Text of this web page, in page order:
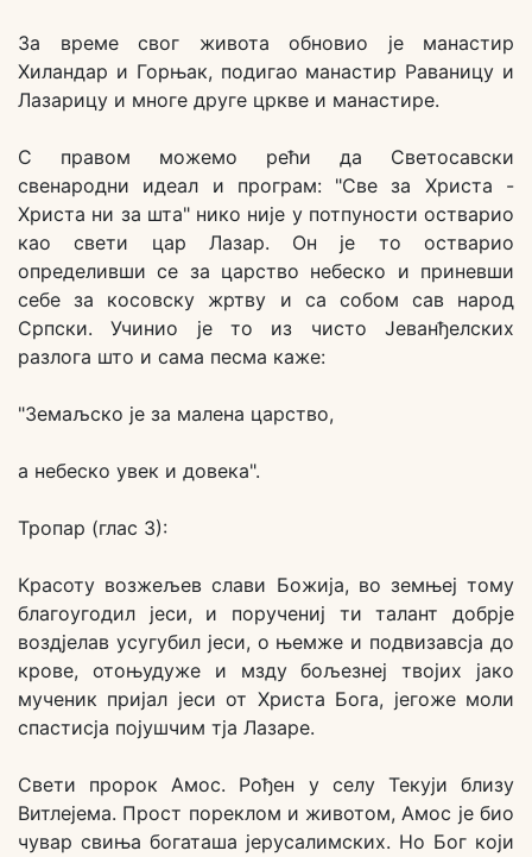
За време свог живота обновио је манастир
Хиландар и Горњак, подигао манастир Раваницу и
Лазарицу и многе друге цркве и манастире.
С правом можемо рећи да Светосавски
свенародни идеал и програм: "Све за Христа -
Христа ни за шта" нико није у потпуности остварио
као свети цар Лазар. Он је то остварио
определивши се за царство небеско и приневши
себе за косовску жртву и са собом сав народ
Српски. Учинио је то из чисто Јеванђелских
разлога што и сама песма каже:
"Земаљско је за малена царство,
а небеско увек и довека".
Тропар (глас 3):
Красоту возжељев слави Божија, во земњеј тому
благоугодил јеси, и поручениј ти талант добрје
воздјелав усугубил јеси, о њемже и подвизавсја до
крове, отоњудуже и мзду бољезнеј твојих јако
мученик пријал јеси от Христа Бога, јегоже моли
спастисја појушчим тја Лазаре.
Свети пророк Амос. Рођен у селу Текуји близу
Витлејема. Прост пореклом и животом, Амос је био
чувар свиња богаташа јерусалимских. Но Бог који